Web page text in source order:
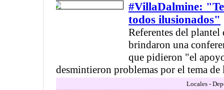
#VillaDalmine:
todos ilusionados"
Referentes del
brindaron una
que pidieron "el
desmintieron problemas por el tema de
Locales -